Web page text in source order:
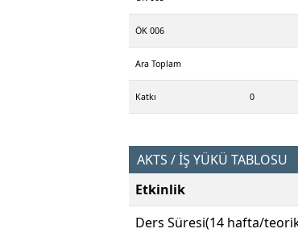
ÖK 006
Ara Toplam
Katkı 0
AKTS / İŞ YÜKÜ TABLOSU
Etkinlik
Ders Süresi(14 hafta/